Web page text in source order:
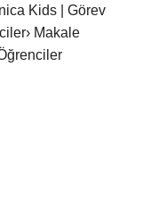
Kids | Görev
Makale